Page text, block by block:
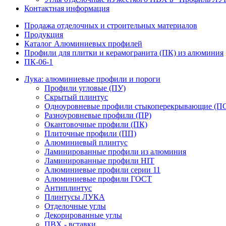
Контактная информация
Продажа отделочных и строительных материалов
Продукция
Каталог Алюминиевых профилей
Профили для плитки и керамогранита (ПК) из алюминия
ПК-06-1
Лука: алюминиевые профили и пороги
Профили угловые (ПУ)
Скрытый плинтус
Одноуровневые профили стыкоперекрывающие
Разноуровневые профили (ПР)
Окантовочные профили (ПК)
Плиточные профили (ПП)
Алюминиевый плинтус
Ламинированные профили из алюминия
Ламинированные профили HIT
Алюминиевые профили серии 11
Алюминиевые профили ГОСТ
Антиплинтус
Плинтусы ЛУКА
Отделочные углы
Декорированные углы
ПВХ - вставки